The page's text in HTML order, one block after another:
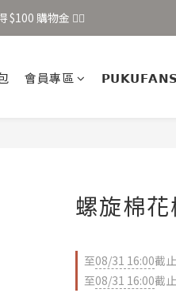
$100 購物金 👉🏻
$100 購物金 👉🏻
會員專區 𝗣𝗨𝗞𝗨𝗙𝗔𝗡𝗦
螺旋棉
至08/31 16:00截止
至08/31 16:00截止